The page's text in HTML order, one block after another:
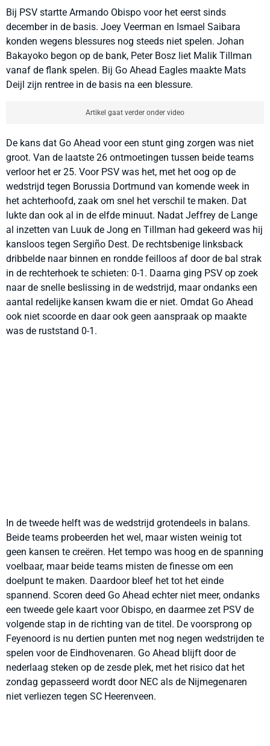
Bij PSV startte Armando Obispo voor het eerst sinds
december in de basis. Joey Veerman en Ismael Saibara
konden wegens blessures nog steeds niet spelen. Johan
Bakayoko begon op de bank, Peter Bosz liet Malik Tillman
vanaf de flank spelen. Bij Go Ahead Eagles maakte Mats
Deijl zijn rentree in de basis na een blessure.
Artikel gaat verder onder video
De kans dat Go Ahead voor een stunt ging zorgen was niet
groot. Van de laatste 26 ontmoetingen tussen beide teams
verloor het er 25. Voor PSV was het, met het oog op de
wedstrijd tegen Borussia Dortmund van komende week in
het achterhoofd, zaak om snel het verschil te maken. Dat
lukte dan ook al in de elfde minuut. Nadat Jeffrey de Lange
al inzetten van Luuk de Jong en Tillman had gekeerd was hij
kansloos tegen Sergiño Dest. De rechtsbenige linksback
dribbelde naar binnen en rondde feilloos af door de bal strak
in de rechterhoek te schieten: 0-1. Daarna ging PSV op zoek
naar de snelle beslissing in de wedstrijd, maar ondanks een
aantal redelijke kansen kwam die er niet. Omdat Go Ahead
ook niet scoorde en daar ook geen aanspraak op maakte
was de ruststand 0-1.
In de tweede helft was de wedstrijd grotendeels in balans.
Beide teams probeerden het wel, maar wisten weinig tot
geen kansen te creëren. Het tempo was hoog en de spanning
voelbaar, maar beide teams misten de finesse om een
doelpunt te maken. Daardoor bleef het tot het einde
spannend. Scoren deed Go Ahead echter niet meer, ondanks
een tweede gele kaart voor Obispo, en daarmee zet PSV de
volgende stap in de richting van de titel. De voorsprong op
Feyenoord is nu dertien punten met nog negen wedstrijden te
spelen voor de Eindhovenaren. Go Ahead blijft door de
nederlaag steken op de zesde plek, met het risico dat het
zondag gepasseerd wordt door NEC als de Nijmegenaren
niet verliezen tegen SC Heerenveen.